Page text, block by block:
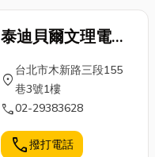
泰迪貝爾文理電腦
補習班
location_on
台北市木新路三段155
巷3號1樓
call02-29383628
call撥打電話